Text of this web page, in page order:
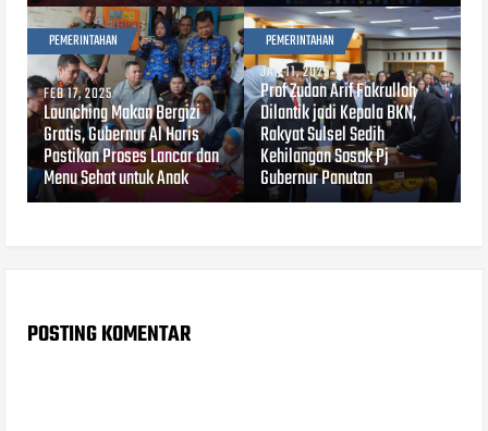
PEMERINTAHAN
FEB 17, 2025
Launching Makan Bergizi
Gratis, Gubernur Al Haris
Pastikan Proses Lancar dan
Menu Sehat untuk Anak
PEMERINTAHAN
JAN 11, 2025
Prof Zudan Arif Fakrulloh
Dilantik jadi Kepala BKN,
Rakyat Sulsel Sedih
Kehilangan Sosok Pj
Gubernur Panutan
POSTING KOMENTAR